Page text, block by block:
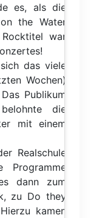
es, als die
the Water
war
das viele
Wochen)
Publikum
die
mit einem
Realschule
dann zum
zu Do they
kamen